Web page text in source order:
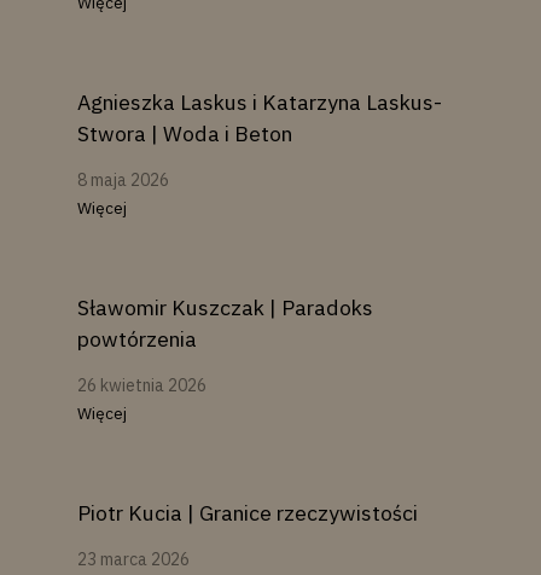
Agnieszka Laskus i Katarzyna Laskus-
Stwora | Woda i Beton
8 maja 2026
Więcej
Sławomir Kuszczak | Paradoks
powtórzenia
26 kwietnia 2026
Więcej
Piotr Kucia | Granice rzeczywistości
23 marca 2026